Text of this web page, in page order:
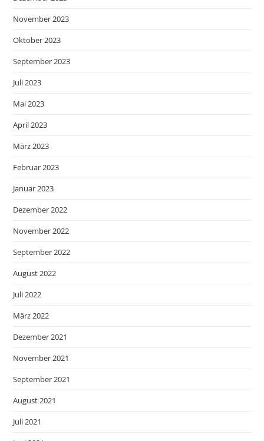
November 2023
Oktober 2023
September 2023
Juli 2023
Mai 2023
April 2023
März 2023
Februar 2023
Januar 2023
Dezember 2022
November 2022
September 2022
August 2022
Juli 2022
März 2022
Dezember 2021
November 2021
September 2021
August 2021
Juli 2021